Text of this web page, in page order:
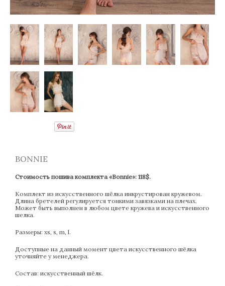
BONNIE
Стоимость пошива комплекта «Bonnie»: 118$.
Комплект из искусственного шёлка инкрустирован кружевом.
Длина бретелей регулируется тонкими завязками на плечах.
Может быть выполнен в любом цвете кружева и искусственного
шелка.
Размеры: xs, s, m, l.
Доступные на данный момент цвета искусственного шёлка
уточняйте у менеджера.
Состав: искусственный шёлк.